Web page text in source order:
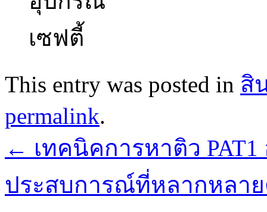
This entry was posted in สิ
permalink.
← เทคนิคการหาติว
ประสบการณ์ที่หลากหลา